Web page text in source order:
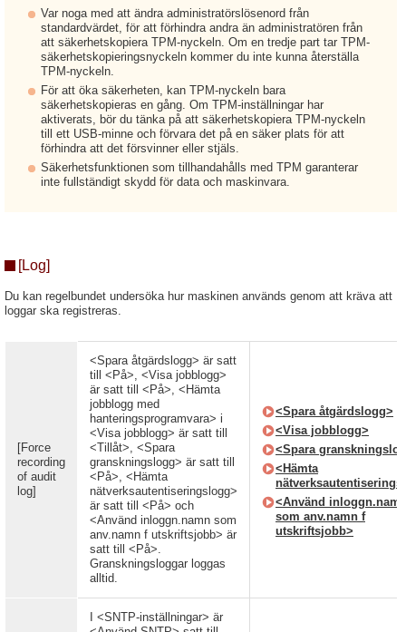
Var noga med att ändra administratörslösenord från
standardvärdet, för att förhindra andra än administratören från
att säkerhetskopiera TPM-nyckeln. Om en tredje part tar TPM-
säkerhetskopieringsnyckeln kommer du inte kunna återställa
TPM-nyckeln.
För att öka säkerheten, kan TPM-nyckeln bara
säkerhetskopieras en gång. Om TPM-inställningar har
aktiverats, bör du tänka på att säkerhetskopiera TPM-nyckeln
till ett USB-minne och förvara det på en säker plats för att
förhindra att det försvinner eller stjäls.
Säkerhetsfunktionen som tillhandahålls med TPM garanterar
inte fullständigt skydd för data och maskinvara.
[Log]
Du kan regelbundet undersöka hur maskinen används genom att kräva att
loggar ska registreras.
[Force
recording
of audit
log]
<Spara åtgärdslogg> är satt
till <På>, <Visa jobblogg>
är satt till <På>, <Hämta
jobblogg med
hanteringsprogramvara> i
<Visa jobblogg> är satt till
<Tillåt>, <Spara
granskningslogg> är satt till
<På>, <Hämta
nätverksautentiseringslogg>
är satt till <På> och
<Använd inloggn.namn som
anv.namn f utskriftsjobb> är
satt till <På>.
Granskningsloggar loggas
alltid.
<Spara åtgärdslogg>
<Visa jobblogg>
<Spara
<Hämta
<Använd
som anv.namn f
utskriftsjobb>
I <SNTP-inställningar> är